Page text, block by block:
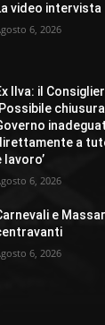
video intervista
6, 2026
Ilva: il
a
lavoro’
6, 2026
e
6, 2026